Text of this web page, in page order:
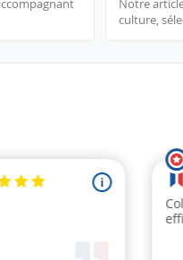
Notre
culture,